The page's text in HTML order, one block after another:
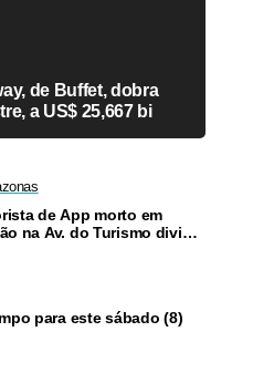
de Buffet, dobra
a US$ 25,667 bi
de App morto em
na Av. do Turismo dividia
para este sábado (8)